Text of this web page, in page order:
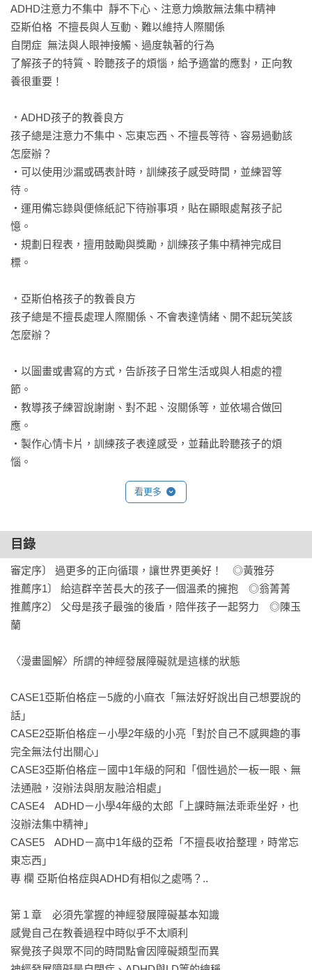
ADHD注意力不集中  靜不下心、注意力煥散無法集中精神
亞斯伯格  不擅長與人互動、難以維持人際關係
自閉症  無法與人眼神接觸、過度執著的行為
了解孩子的特質、聆聽孩子的煩惱，給予適當的應對，正向教
養很重要！
﹡ADHD孩子的教養良方
孩子總是注意力不集中、忘東忘西、不擅長等待、容易過動該
怎麼辦？
‧可以使用沙漏或碼表計時，訓練孩子感受時間，並練習等
待。
‧運用備忘錄與便條紙記下待辦事項，貼在顯眼處幫孩子記
憶。
‧規劃日程表，擅用鼓勵與獎勵，訓練孩子集中精神完成目
標。
﹡亞斯伯格孩子的教養良方
孩子總是不擅長處理人際關係、不會表達情緒、開不起玩笑該
怎麼辦？
‧以圖畫或書寫的方式，告訴孩子日常生活或與人相處的禮
節。
‧教導孩子練習說謝謝、對不起、沒關係等，並依場合做回
應。
‧製作心情卡片，訓練孩子表達感受，並藉此聆聽孩子的煩
惱。
怎麼辦？
‧對孩子下指示要簡單明確、一次只講一件事，不要同時傳
達。
‧將步驟依序劃分，以插圖提示內容，張貼於顯眼處教導孩
子。
碰。
台灣權威醫師強力推薦！
本書特色
1、【全書圖解】
以插畫圖解說明專業知識，讓父母更能理解孩子行為背後
的原因與意義，輕鬆了解相關知識與教養方式，提升親子相處
品質。
2、【多元對應方法】
針對孩子不同的狀況，並依年齡階段分成幼兒期、學齡
期、青春期，提出不同對應及解決辦法，讓父母更懂得如何教
養孩子。
父母、成人也可能會有ADHD、亞斯伯格等症狀，本書提出
建議、方法，職場更順利，親子及夫妻關係更融洽。
看更多
目錄
審定序〕 過更多的正向循環，讓世界更美好！　◎黃雅芬
推薦序1〕 給這群辛苦長大的孩子一個溫柔的擁抱　◎翁菁菁
推薦序2〕 父母是孩子最強的後盾，陪伴孩子一起努力　◎陳玉
蘭
〈漫畫圖解〉所謂的神經發展障礙就是這樣的狀態
CASE1亞斯伯格症－5歲的小麻衣「無法好好說出自己想要說的
話」
CASE2亞斯伯格症－小學2年級的小亮「對於自己不感興趣的事
完全無法付出關心」
CASE3亞斯伯格症－國中1年級的阿和「個性過於一板一眼、無
法通融，沒辦法與朋友融洽相處」
CASE4　ADHD－小學4年級的太郎「上課時無法乖乖坐好，也
沒辦法集中精神」
CASE5　ADHD－高中1年級的亞希「不擅長收拾整理，時常忘
東忘西」
專 欄 亞斯伯格症與ADHD有相似之處嗎？..
第１章　必須先掌握的神經發展障礙基本知識
感覺自己在教養過程中時似乎不太順利
察覺孩子與眾不同的時間點會因障礙類型而異